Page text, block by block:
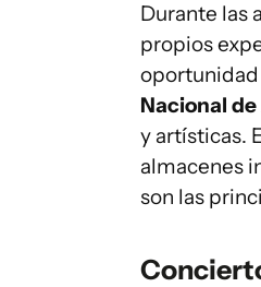
Durante las
propios
oportunidad
Nacional
y artísticas.
almacenes
son las